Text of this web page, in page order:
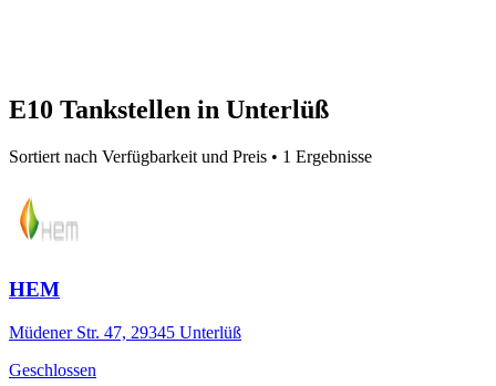
E10 Tankstellen in Unterlüß
Sortiert nach Verfügbarkeit und Preis • 1 Ergebnisse
HEM
Müdener Str. 47, 29345 Unterlüß
Geschlossen